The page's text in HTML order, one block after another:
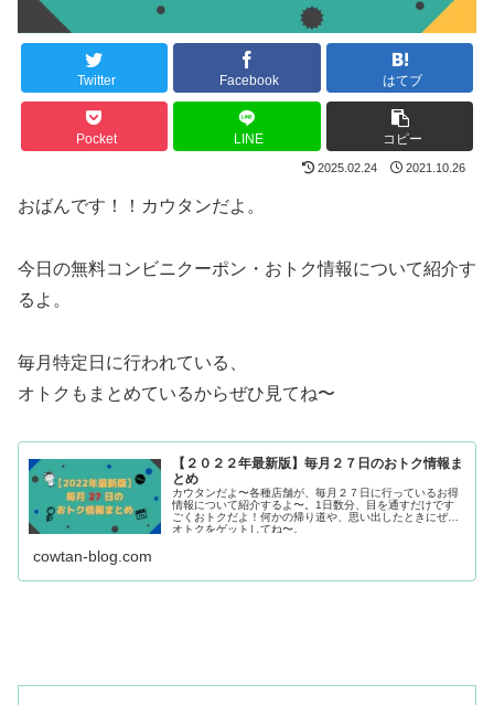
Twitter Facebook はてブ
Pocket LINE コピー
2025.02.24 2021.10.26
おばんです！！カウタンだよ。
今日の無料コンビニクーポン・おトク情報について紹介す
るよ。
毎月特定日に行われている、
オトクもまとめているからぜひ見てね〜
【２０２２年最新版】毎月２７日のおトク情報ま
とめ
カウタンだよ〜各種店舗が、毎月２７日に行っているお得
情報について紹介するよ〜。1日数分、目を通すだけです
ごくおトクだよ！何かの帰り道や、思い出したときにぜひ
オトクをゲットしてね〜。
cowtan-blog.com